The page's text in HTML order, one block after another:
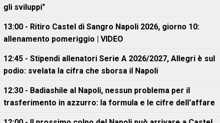
gli sviluppi"
13:00 - Ritiro Castel di Sangro Napoli 2026, giorno 10:
allenamento pomeriggio | VIDEO
12:45 - Stipendi allenatori Serie A 2026/2027, Allegri è sul
podio: svelata la cifra che sborsa il Napoli
12:30 - Badiashile al Napoli, nessun problema per il
trasferimento in azzurro: la formula e le cifre dell'affare